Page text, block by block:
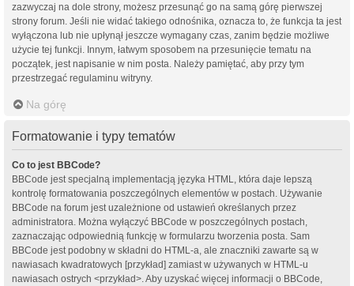
zazwyczaj na dole strony, możesz przesunąć go na samą górę pierwszej
strony forum. Jeśli nie widać takiego odnośnika, oznacza to, że funkcja ta jest
wyłączona lub nie upłynął jeszcze wymagany czas, zanim będzie możliwe
użycie tej funkcji. Innym, łatwym sposobem na przesunięcie tematu na
początek, jest napisanie w nim posta. Należy pamiętać, aby przy tym
przestrzegać regulaminu witryny.
Na górę
Formatowanie i typy tematów
Co to jest BBCode?
BBCode jest specjalną implementacją języka HTML, która daje lepszą
kontrolę formatowania poszczególnych elementów w postach. Używanie
BBCode na forum jest uzależnione od ustawień określanych przez
administratora. Można wyłączyć BBCode w poszczególnych postach,
zaznaczając odpowiednią funkcję w formularzu tworzenia posta. Sam
BBCode jest podobny w składni do HTML-a, ale znaczniki zawarte są w
nawiasach kwadratowych [przykład] zamiast w używanych w HTML-u
nawiasach ostrych <przykład>. Aby uzyskać więcej informacji o BBCode,